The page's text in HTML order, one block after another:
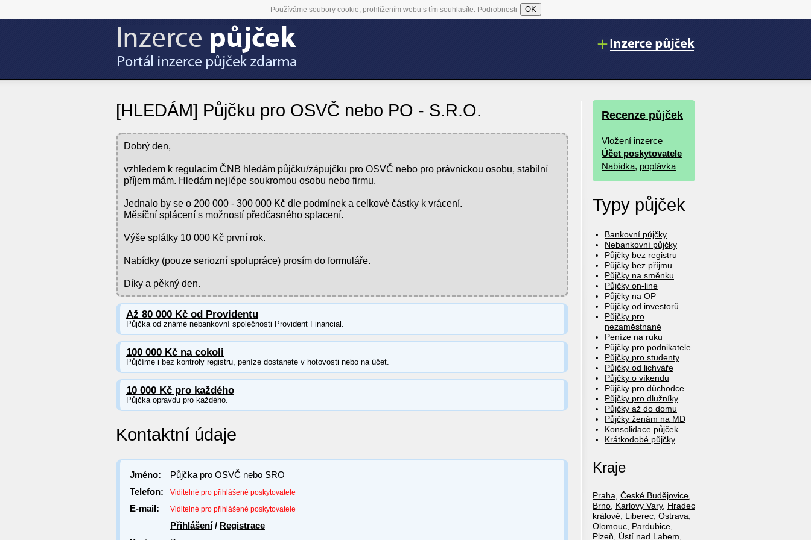
Používáme soubory cookie, prohlížením webu s tím souhlasíte. Podrobnosti OK
[HLEDÁM] Půjčku pro OSVČ nebo PO - S.R.O.
Dobrý den,
vzhledem k regulacím ČNB hledám půjčku/zápujčku pro OSVČ nebo pro právnickou osobu, stabilní
příjem mám. Hledám nejlépe soukromou osobu nebo firmu.
Jednalo by se o 200 000 - 300 000 Kč dle podmínek a celkové částky k vrácení.
Měsíční splácení s možností předčasného splacení.
Výše splátky 10 000 Kč první rok.
Nabídky (pouze seriozní spolupráce) prosím do formuláře.
Díky a pěkný den.
Až 80 000 Kč od Providentu
Půjčka od známé nebankovní společnosti Provident Financial.
100 000 Kč na cokoli
Půjčíme i bez kontroly registru, peníze dostanete v hotovosti nebo na účet.
10 000 Kč pro každého
Půjčka opravdu pro každého.
Kontaktní údaje
Jméno:
Půjčka pro OSVČ nebo SRO
Telefon:
Viditelné pro přihlášené poskytovatele
E-mail: Viditelné pro přihlášené poskytovatele
Přihlášení/ Registrace
Recenze půjček
Vložení inzerce
Účet poskytovatele
Nabídka, poptávka
Typy půjček
Bankovní půjčky
Nebankovní půjčky
Půjčky bez registru
Půjčky bez příjmu
Půjčky na směnku
Půjčky on-line
Půjčky na OP
Půjčky od investorů
Půjčky pro
nezaměstnané
Peníze na ruku
Půjčky pro podnikatele
Půjčky pro studenty
Půjčky od lichváře
Půjčky o víkendu
Půjčky pro důchodce
Půjčky pro dlužníky
Půjčky až do domu
Půjčky ženám na MD
Konsolidace půjček
Krátkodobé půjčky
Kraje
Praha, České Budějovice,
Brno, Karlovy Vary, Hradec
králové, Liberec, Ostrava,
Olomouc, Pardubice,
Plzeň, Ústí nad Labem,